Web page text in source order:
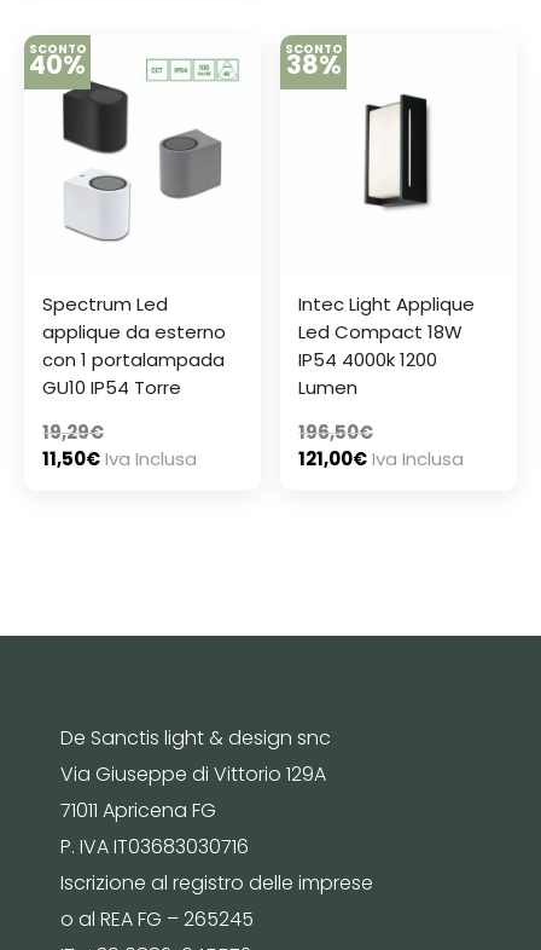
SCONTO
40%
Spectrum Led
applique da esterno
con 1 portalampada
GU10 IP54 Torre
19,29€
11,50€Iva Inclusa
SCONTO
38%
Intec Light Applique
Led Compact 18W
IP54 4000k 1200
Lumen
196,50€
121,00€Iva Inclusa
De Sanctis light & design snc
Via Giuseppe di Vittorio 129A
71011 Apricena FG
P. IVA IT03683030716
Iscrizione al registro delle imprese
o al REA FG – 265245